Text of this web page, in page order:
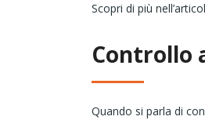
Scopri di più
Controllo
Quando si parla di